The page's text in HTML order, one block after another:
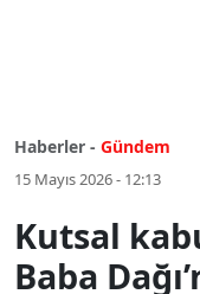
Haberler - Gündem
15 Mayıs 2026 - 12:13
Kutsal
Baba